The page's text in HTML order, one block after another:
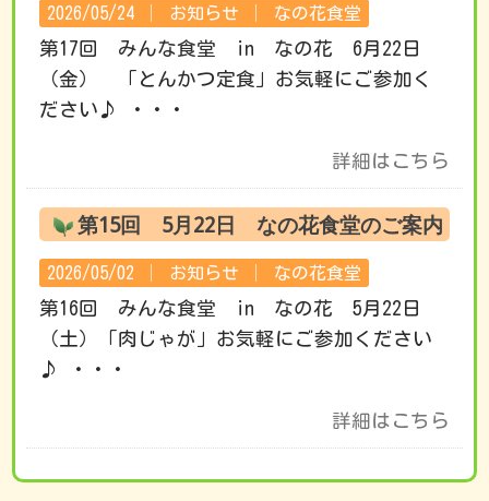
2026/05/24 │ お知らせ なの花食堂
第17回 みんな食堂 in なの花 6月22日
（金） 「とんかつ定食」お気軽にご参加く
ださい♪ ・・・
詳細はこちら
第15回 5月22日 なの花食堂のご案内
2026/05/02 │ お知らせ なの花食堂
第16回 みんな食堂 in なの花 5月22日
（土）「肉じゃが」お気軽にご参加ください
♪ ・・・
詳細はこちら